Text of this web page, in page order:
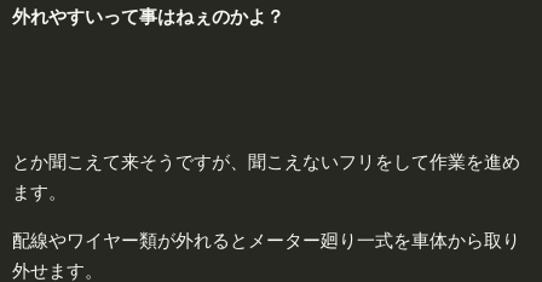
外れやすいって事はねぇのかよ？
とか聞こえて来そうですが、聞こえないフリをして作業を進め
ます。
配線やワイヤー類が外れるとメーター廻り一式を車体から取り
外せます。